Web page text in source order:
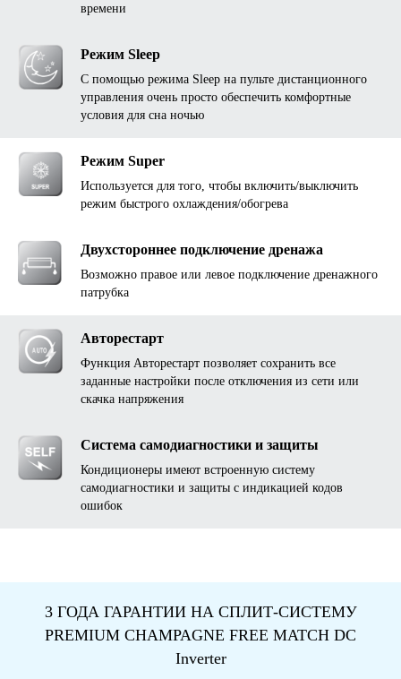
времени
Режим Sleep
С помощью режима Sleep на пульте дистанционного
управления очень просто обеспечить комфортные
условия для сна ночью
Режим Super
Используется для того, чтобы включить/выключить
режим быстрого охлаждения/обогрева
Двухстороннее подключение дренажа
Возможно правое или левое подключение дренажного
патрубка
Авторестарт
Функция Авторестарт позволяет сохранить все
заданные настройки после отключения из сети или
скачка напряжения
Система самодиагностики и защиты
Кондиционеры имеют встроенную систему
самодиагностики и защиты с индикацией кодов
ошибок
3 ГОДА ГАРАНТИИ НА СПЛИТ-СИСТЕМУ
PREMIUM CHAMPAGNE FREE MATCH DC
Inverter